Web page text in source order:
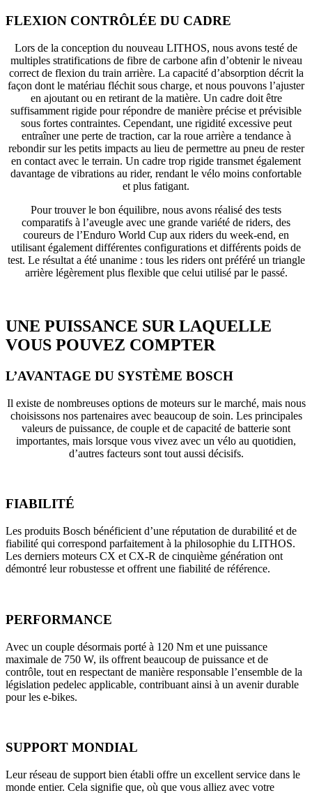
FLEXION CONTRÔLÉE DU CADRE
Lors de la conception du nouveau LITHOS, nous avons testé de
multiples stratifications de fibre de carbone afin d’obtenir le niveau
correct de flexion du train arrière. La capacité d’absorption décrit la
façon dont le matériau fléchit sous charge, et nous pouvons l’ajuster
en ajoutant ou en retirant de la matière. Un cadre doit être
suffisamment rigide pour répondre de manière précise et prévisible
sous fortes contraintes. Cependant, une rigidité excessive peut
entraîner une perte de traction, car la roue arrière a tendance à
rebondir sur les petits impacts au lieu de permettre au pneu de rester
en contact avec le terrain. Un cadre trop rigide transmet également
davantage de vibrations au rider, rendant le vélo moins confortable
et plus fatigant.
Pour trouver le bon équilibre, nous avons réalisé des tests
comparatifs à l’aveugle avec une grande variété de riders, des
coureurs de l’Enduro World Cup aux riders du week-end, en
utilisant également différentes configurations et différents poids de
test. Le résultat a été unanime : tous les riders ont préféré un triangle
arrière légèrement plus flexible que celui utilisé par le passé.
UNE PUISSANCE SUR LAQUELLE
VOUS POUVEZ COMPTER
L’AVANTAGE DU SYSTÈME BOSCH
Il existe de nombreuses options de moteurs sur le marché, mais nous
choisissons nos partenaires avec beaucoup de soin. Les principales
valeurs de puissance, de couple et de capacité de batterie sont
importantes, mais lorsque vous vivez avec un vélo au quotidien,
d’autres facteurs sont tout aussi décisifs.
FIABILITÉ
Les produits Bosch bénéficient d’une réputation de durabilité et de
fiabilité qui correspond parfaitement à la philosophie du LITHOS.
Les derniers moteurs CX et CX-R de cinquième génération ont
démontré leur robustesse et offrent une fiabilité de référence.
PERFORMANCE
Avec un couple désormais porté à 120 Nm et une puissance
maximale de 750 W, ils offrent beaucoup de puissance et de
contrôle, tout en respectant de manière responsable l’ensemble de la
législation pedelec applicable, contribuant ainsi à un avenir durable
pour les e-bikes.
SUPPORT MONDIAL
Leur réseau de support bien établi offre un excellent service dans le
monde entier. Cela signifie que, où que vous alliez avec votre